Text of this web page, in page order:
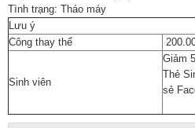
Tình trạng: Tháo máy
Lưu ý
Công thay thế
Sinh viên
Giảm
Thẻ
sẻ